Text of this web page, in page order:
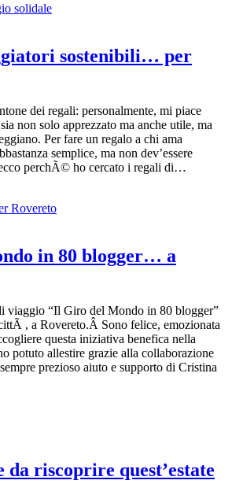
sostenibili… per
dei regali: personalmente, mi piace
non solo apprezzato ma anche utile, ma
Per fare un regalo a chi ama
semplice, ma non dev’essere
perchÃ© ho cercato i regali di…
in 80 blogger… a
viaggio “Il Giro del Mondo in 80 blogger”
, a Rovereto.Â Sono felice, emozionata
questa iniziativa benefica nella
potuto allestire grazie alla collaborazione
prezioso aiuto e supporto di Cristina
da riscoprire quest’estate